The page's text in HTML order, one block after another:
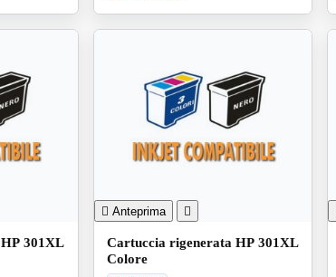
301XL
 Anteprima 
Cartuccia rigenerata HP 301XL
Colore